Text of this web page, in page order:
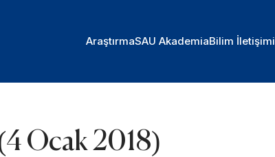
AraştırmaSAU AkademiaBilim İletişimi
Ocak 2018)